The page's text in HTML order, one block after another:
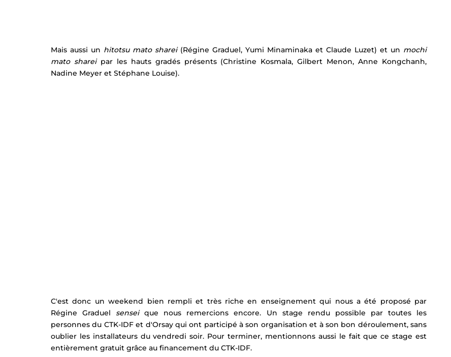
Mais aussi un hitotsu mato sharei (Régine Graduel, Yumi Minaminaka et Claude Luzet) et un mochi
mato sharei par les hauts gradés présents (Christine Kosmala, Gilbert Menon, Anne Kongchanh,
Nadine Meyer et Stéphane Louise).
C'est donc un weekend bien rempli et très riche en enseignement qui nous a été proposé par
Régine Graduel sensei que nous remercions encore. Un stage rendu possible par toutes les
personnes du CTK-IDF et d'Orsay qui ont participé à son organisation et à son bon déroulement, sans
oublier les installateurs du vendredi soir. Pour terminer, mentionnons aussi le fait que ce stage est
entièrement gratuit grâce au financement du CTK-IDF.